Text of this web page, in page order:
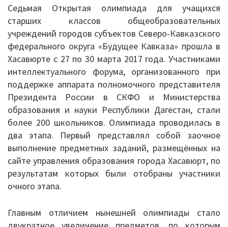
Архив приказов
Информационные письма
Письма 2021-2023
Письма 2019-2020
Письма 2018-2019
Архив писем
План работы
Прием иностранных граждан
ГИА 2026
Команда
города
Кизилюрт
заняла
7
призовых
мест
в
интеллектуальной
олимпиаде
«Будущее
Кавказа»
Седьмая Открытая олимпиада для учащихся
старших классов общеобразовательных
учреждений городов субъектов Северо-Кавказского
федерального округа «Будущее Кавказа» прошла в
Хасавюрте с 27 по 30 марта 2017 года. Участниками
интеллектуального форума, организованного при
поддержке аппарата полномочного представителя
Президента России в СКФО и Министерства
образования и науки Республики Дагестан, стали
более 200 школьников. Олимпиада проводилась в
два этапа. Первый представлял собой заочное
выполнение предметных заданий, размещённых на
сайте управления образования города Хасавюрт, по
результатам которых были отобраны участники
очного этапа.
Главным отличием нынешней олимпиады стало